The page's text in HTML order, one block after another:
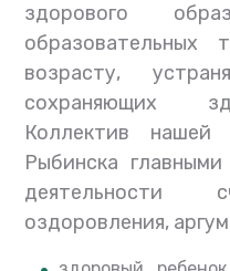
здорового
образовательных
возрасту,
сохраняющих
Коллектив
Рыбинска
деятельности
оздоровления,